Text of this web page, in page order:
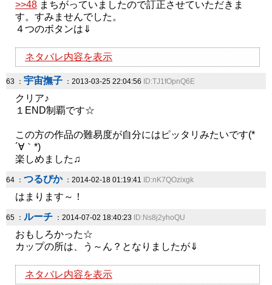
>>48 まちがっていましたので訂正させていただきま
す。すみませんでした。
４つのボタンは⇓
ネタバレ内容を表示
63 ： 宇宙撫子 ：2013-03-25 22:04:56 ID:TJ1fOpnQ6E
クリア♪
１END制覇です☆
この方の作品の難易度が自分にはピッタリみたいです(*
´∀｀*)
楽しめました♫
64 ： つるぴか：2014-02-18 01:19:41 ID:nK7QOzixgk
はまります～！
65 ： ルーチ ：2014-07-02 18:40:23 ID:Ns8j2yhoQU
おもしろかった☆
カップの所は、う～ん？となりましたが⇓
ネタバレ内容を表示